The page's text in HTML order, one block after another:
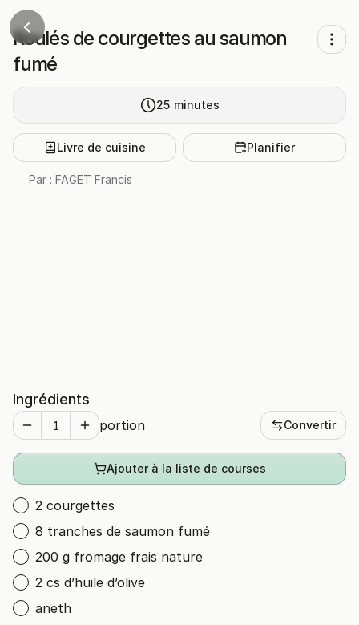
Roulés de courgettes au saumon
fumé
25 minutes
Livre de cuisine Planifier
Par : FAGET Francis
Ingrédients
portion Convertir
Ajouter à la liste de courses
2 courgettes
8 tranches de saumon fumé
200 g fromage frais nature
2 cs d’huile d’olive
aneth